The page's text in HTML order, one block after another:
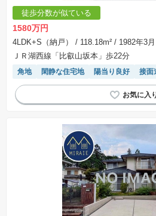
徒歩分数が似ている
1580万円
4LDK+S（納戸） / 118.18m² / 1982年3月
ＪＲ湖西線「比叡山坂本」歩22分
角地 閑静な住宅地 陽当り良好 接面